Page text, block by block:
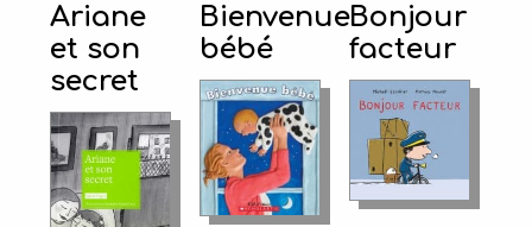
Ariane
et son
secret
Bienvenue
bébé
Bonjour
facteur